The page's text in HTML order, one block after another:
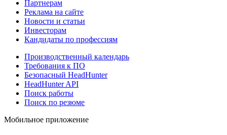
Партнерам
Реклама на сайте
Новости и статьи
Инвесторам
Кандидаты по профессиям
Производственный календарь
Требования к ПО
Безопасный HeadHunter
HeadHunter API
Поиск работы
Поиск по резюме
Мобильное приложение